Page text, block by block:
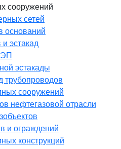
сооружений
сетей
оснований
эстакад
эстакады
трубопроводов
сооружений
нефтегазовой отрасли
и ограждений
конструкций